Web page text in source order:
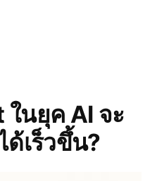
นยุค AI จะ
เร็วขึ้น?